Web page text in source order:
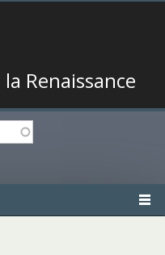
Renaissance